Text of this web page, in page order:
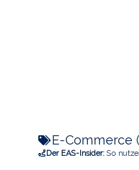
E-Commerce
Der EAS-Insider:So